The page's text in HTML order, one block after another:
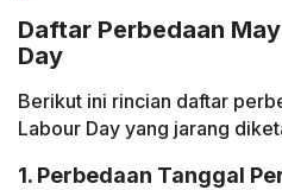
Daftar Perbedaan
Day
Berikut ini rincian daftar
Labour Day yang jarang
1. Perbedaan Tanggal